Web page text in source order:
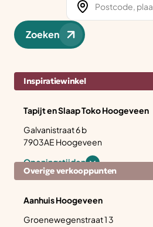
Zoeken
Inspiratiewinkel
Tapijt en Slaap Toko Hoogeveen
Galvanistraat 6 b
7903AE Hoogeveen
Openingstijden
laminaat vloeren, pvc vloeren, tapijt,
Bezoek website
Overige verkooppunten
Aanhuis Hoogeveen
Groenewegenstraat 1 3